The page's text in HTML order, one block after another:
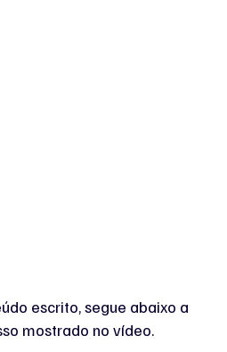
escrito, segue abaixo a
mostrado no vídeo.